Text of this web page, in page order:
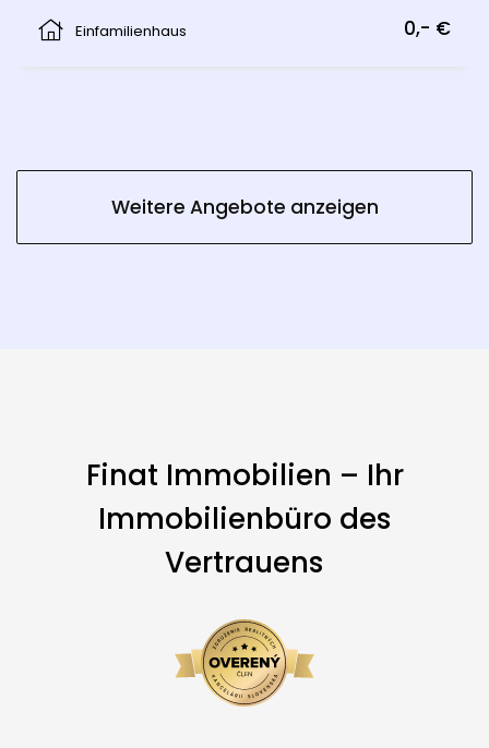
Einfamilienhaus
0,- €
Weitere Angebote anzeigen
Finat Immobilien – Ihr
Immobilienbüro des
Vertrauens